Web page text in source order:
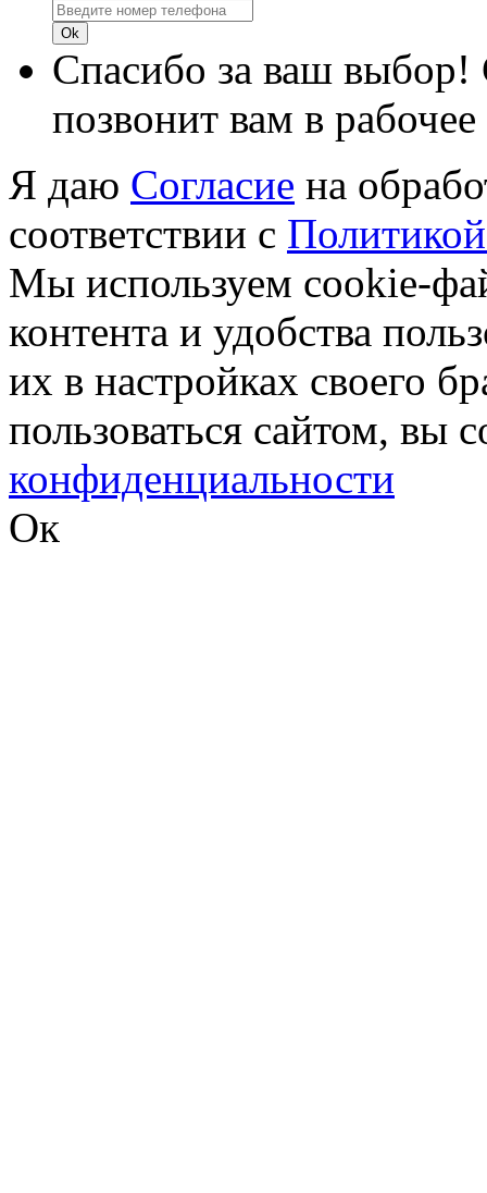
Спасибо за ваш
позвонит вам в
Я даю Согласие на
соответствии с
Мы используем cookie-
контента и удобства
их в настройках своего
пользоваться сайтом, вы
конфиденциальности
Ок